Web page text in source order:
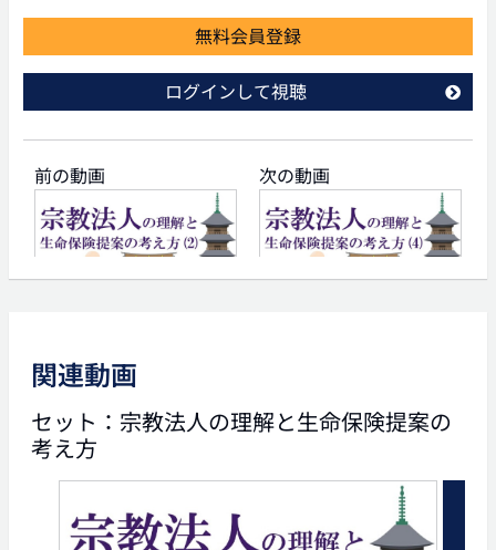
無料会員登録
ログインして視聴
前の動画 次の動画
タグ
関連動画
セット：宗教法人の理解と生命保険提案の
考え方